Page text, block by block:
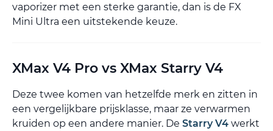
vaporizer met een sterke garantie, dan is de FX
Mini Ultra een uitstekende keuze.
XMax V4 Pro vs XMax Starry V4
Deze twee komen van hetzelfde merk en zitten in
een vergelijkbare prijsklasse, maar ze verwarmen
kruiden op een andere manier. De Starry V4 werkt